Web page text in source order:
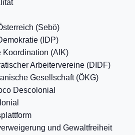
(Sebö)
(IDP)
Koordination (AIK)
Arbeitervereine (DIDF)
Gesellschaft (ÖKG)
Descolonial
und Gewaltfreiheit